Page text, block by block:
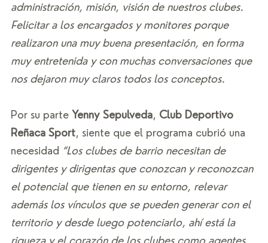
administración, misión, visión de nuestros clubes.
Felicitar a los encargados y monitores porque
realizaron una muy buena presentación, en forma
muy entretenida y con muchas conversaciones que
nos dejaron muy claros todos los conceptos.
Por su parte Yenny Sepulveda, Club Deportivo
Reñaca Sport, siente que el programa cubrió una
necesidad “Los clubes de barrio necesitan de
dirigentes y dirigentas que conozcan y reconozcan
el potencial que tienen en su entorno, relevar
además los vínculos que se pueden generar con el
territorio y desde luego potenciarlo, ahí está la
riqueza y el corazón de los clubes como agentes